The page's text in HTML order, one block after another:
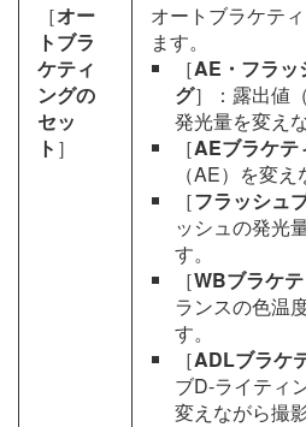
［オー
トブラ
ケティ
ングの
セッ
ト ］
オートブラケテ
ます。
［AE・フラッ
グ］：露出値
発光量を変え
［AEブラケテ
（AE）を変え
［フラッシュ
ッシュの発光
す。
［WBブラケ
ランスの色温
す。
［ADLブラケ
ブD-ライティ
変えながら撮